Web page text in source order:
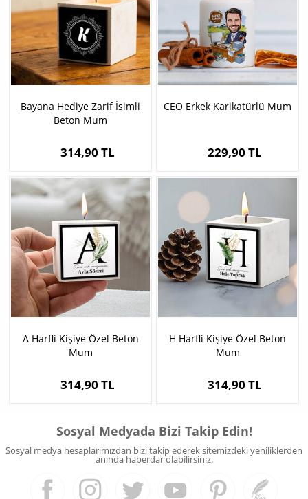
Bayana Hediye Zarif İsimli
Beton Mum
314,90 TL
CEO Erkek Karikatürlü Mum
229,90 TL
A Harfli Kişiye Özel Beton
Mum
314,90 TL
H Harfli Kişiye Özel Beton
Mum
314,90 TL
Sosyal Medyada Bizi Takip Edin!
Sosyal medya hesaplarımızdan bizi takip ederek sitemizdeki yeniliklerden
anında haberdar olabilirsiniz.